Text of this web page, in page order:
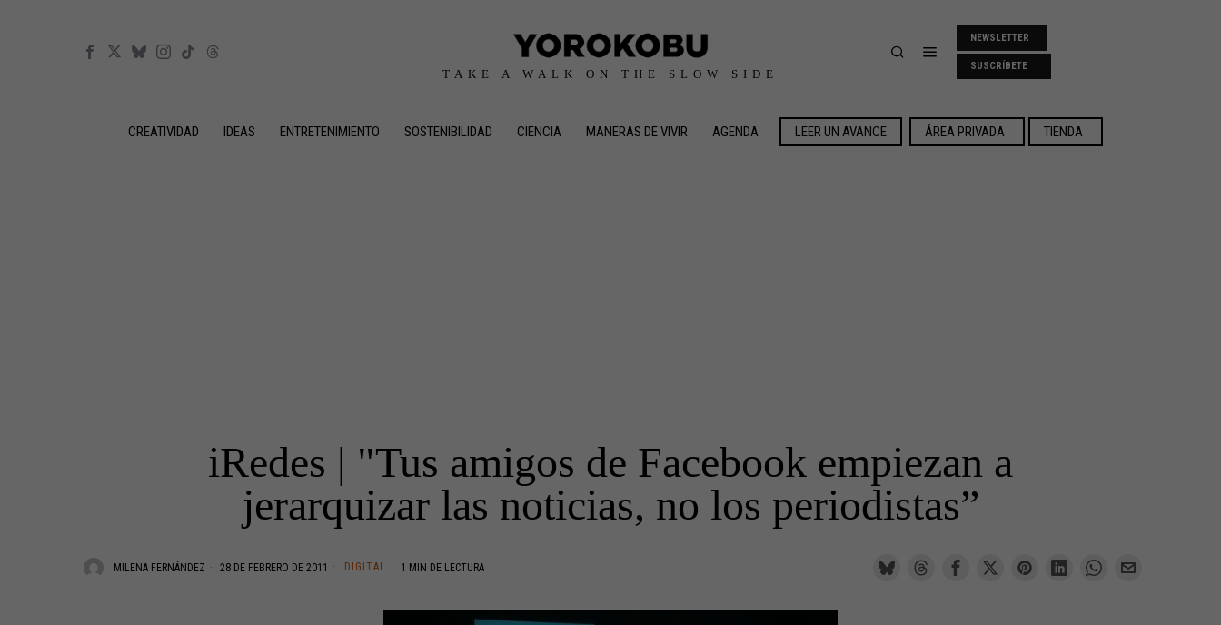
TAKE A WALK ON THE SLOW SIDE
NEWSLETTER
SUSCRÍBETE
CREATIVIDAD IDEAS ENTRETENIMIENTO SOSTENIBILIDAD CIENCIA MANERAS DE VIVIR AGENDA LEER UN AVANCE ÁREA PRIVADA TIENDA
iRedes | "Tus amigos de Facebook empiezan a
jerarquizar las noticias, no los periodistas”
MILENA FERNÁNDEZ 28 DE FEBRERO DE 2011 DIGITAL 1 MIN DE LECTURA